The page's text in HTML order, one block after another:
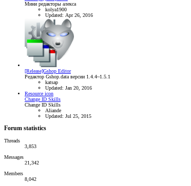
Мини редакторы алекса
kolya1900
Updated: Apr 26, 2016
[Release]Gshop Editor
Редактор Gshop.data версии 1.4.4~1.5.1
katsap
Updated: Jan 20, 2016
Resource icon
Change ID Skills
Change ID Skills
Aliande
Updated: Jul 25, 2015
Forum statistics
Threads
3,853
Messages
21,342
Members
8,042